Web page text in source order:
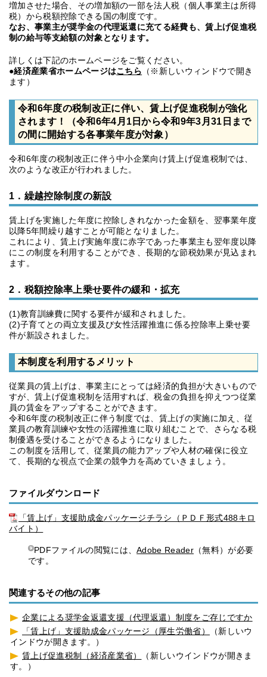
増加させた場合、その増加額の一部を法人税（個人事業主は所得
税）から税額控除できる国の制度です。
なお、事業主が奨学金の代理返還に充てる経費も、賃上げ促進税
制の給与等支給額の対象となります。
詳しくは下記のホームページをご覧ください。
●経済産業省ホームページはこちら （※新しいウィンドウで開き
ます）
令和6年度の税制改正に伴い、賃上げ促進税制が強化
されます！（令和6年4月1日から令和9年3月31日まで
の間に開始する各事業年度が対象）
令和6年度の税制改正に伴う中小企業向け賃上げ促進税制では、
次のような改正が行われました。
1．繰越控除制度の新設
賃上げを実施した年度に控除しきれなかった金額を、翌事業年度
以降5年間繰り越すことが可能となりました。
これにより、賃上げ実施年度に赤字であった事業主も翌年度以降
にこの制度を利用することができ、長期的な節税効果が見込まれ
ます。
2．税額控除率上乗せ要件の緩和・拡充
(1)教育訓練費に関する要件が緩和されました。
(2)子育てとの両立支援及び女性活躍推進に係る控除率上乗せ要
件が新設されました。
本制度を利用するメリット
従業員の賃上げは、事業主にとっては経済的負担が大きいもので
すが、賃上げ促進税制を活用すれば、税金の負担を抑えつつ従業
員の賃金をアップすることができます。
令和6年度の税制改正に伴う制度では、賃上げの実施に加え、従
業員の教育訓練や女性の活躍推進に取り組むことで、さらなる税
制優遇を受けることができるようになりました。
この制度を活用して、従業員の能力アップや人材の確保に役立
て、長期的な視点で企業の競争力を高めていきましょう。
ファイルダウンロード
「賃上げ」支援助成金パッケージチラシ（ＰＤＦ形式488キロ
バイト）
PDFファイルの閲覧には、Adobe Reader （無料）が必要
です。
関連するその他の記事
企業による奨学金返還支援（代理返還）制度をご存じですか
「賃上げ」支援助成金パッケージ（厚生労働省）
（新しいウ
インドウが開きます。）
賃上げ促進税制（経済産業省）
（新しいウインドウが開きま
す。）